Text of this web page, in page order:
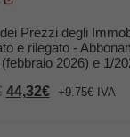
Prezzi degli
e rilegato -
2026) e 1/
Il
44,32€Il +9.75€ IVA